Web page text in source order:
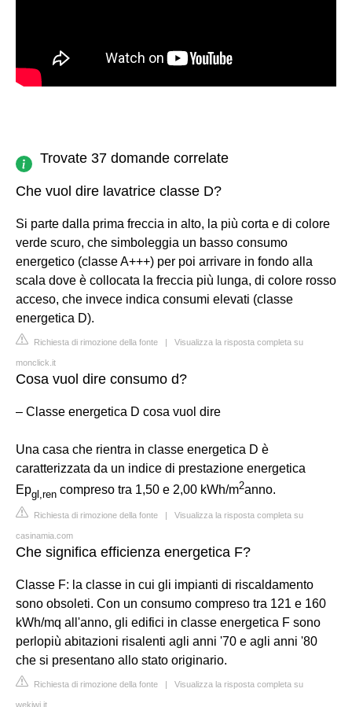
Trovate 37 domande correlate
Che vuol dire lavatrice classe D?
Si parte dalla prima freccia in alto, la più corta e di colore
verde scuro, che simboleggia un basso consumo
energetico (classe A+++) per poi arrivare in fondo alla
scala dove è collocata la freccia più lunga, di colore rosso
acceso, che invece indica consumi elevati (classe
energetica D).
Richiesta di rimozione della fonte | Visualizza la risposta completa su
monclick.it
Cosa vuol dire consumo d?
– Classe energetica D cosa vuol dire
Una casa che rientra in classe energetica D è
caratterizzata da un indice di prestazione energetica
Epgl ren compreso tra 1,50 e 2,00 kWh/m2anno.
Richiesta di rimozione della fonte | Visualizza la risposta completa su
casinamia.com
Che significa efficienza energetica F?
Classe F: la classe in cui gli impianti di riscaldamento
sono obsoleti. Con un consumo compreso tra 121 e 160
kWh/mq all'anno, gli edifici in classe energetica F sono
perlopiù abitazioni risalenti agli anni '70 e agli anni '80
che si presentano allo stato originario.
Richiesta di rimozione della fonte | Visualizza la risposta completa su
wekiwi.it